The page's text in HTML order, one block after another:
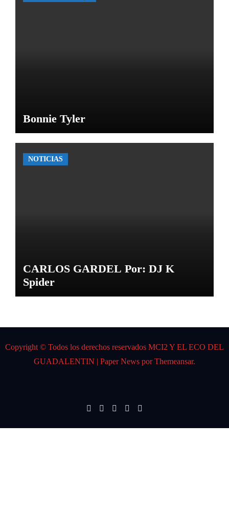
Bonnie Tyler
NOTICIAS
CARLOS GARDEL Por: DJ K
Spider
Copyright © Todos los derechos reservados MCI2 Y EL ECO DEL
GUADALENTIN | Paper News porThemeansar.